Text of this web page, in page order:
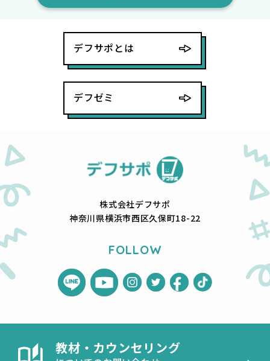
デフサポとは
デフゼミ
株式会社デフサポ
神奈川県横浜市西区久保町18-22
FOLLOW
教材・カウンセリング